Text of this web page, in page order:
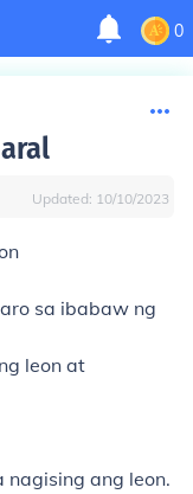
0
Updated: 10/10/2023
sa ibabaw ng
leon at
ang leon.